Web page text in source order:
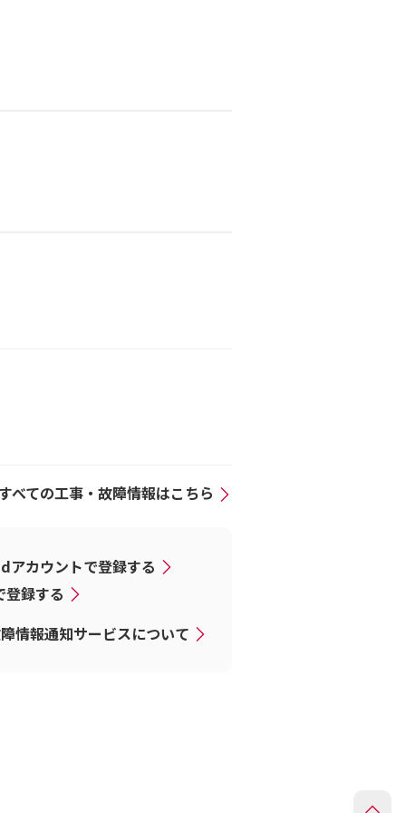
べての工事・故障情報はこちら
アカウントで登録する
登録する
情報通知サービスについて